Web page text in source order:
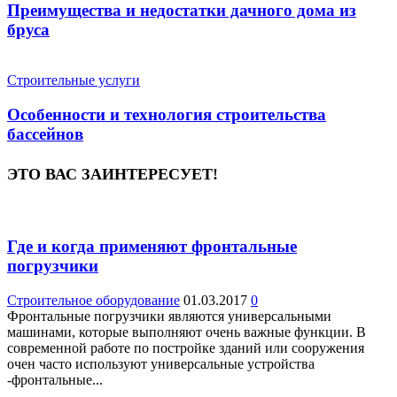
Преимущества и недостатки дачного дома из
бруса
Строительные услуги
Особенности и технология строительства
бассейнов
ЭТО ВАС ЗАИНТЕРЕСУЕТ!
Где и когда применяют фронтальные
погрузчики
Строительное оборудование 01.03.2017 0
Фронтальные погрузчики являются универсальными
машинами, которые выполняют очень важные функции. В
современной работе по постройке зданий или сооружения
очен часто используют универсальные устройства
-фронтальные...